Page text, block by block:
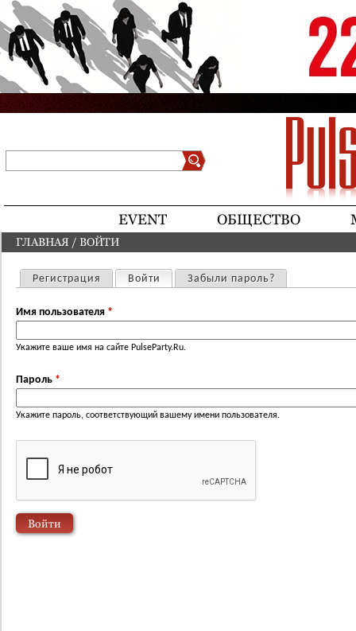
Jump to navigation
EVENT ОБЩЕСТВО
ВЫ ЗДЕСЬ
ГЛАВНАЯ / ВОЙТИ
Главные вкладки
Регистрация Войти (активная вкладка)
Забыли пароль?
Имя пользователя *
Укажите ваше имя на сайте PulseParty.Ru.
Пароль *
Укажите пароль, соответствующий вашему имени пользователя.